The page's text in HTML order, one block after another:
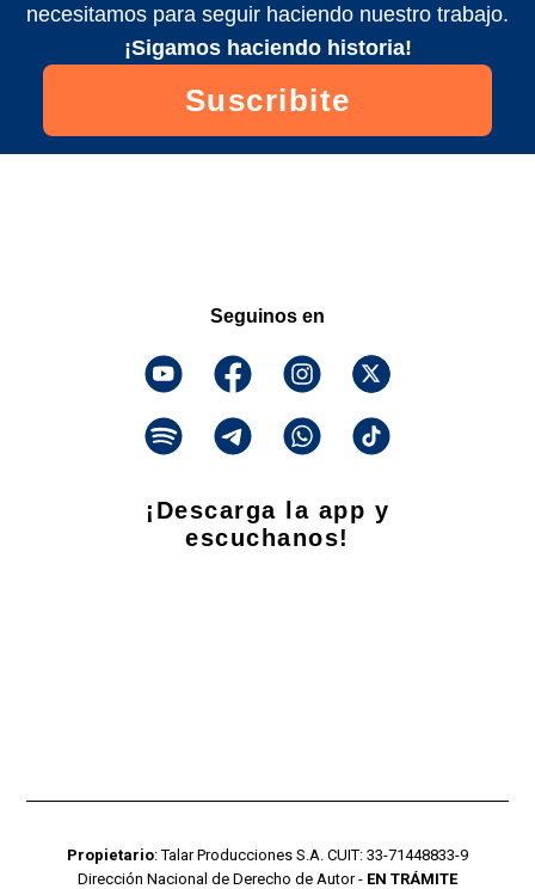
necesitamos para seguir haciendo nuestro trabajo.
¡Sigamos haciendo historia!
Suscribite
Seguinos en
¡Descarga la app y
escuchanos!
Propietario: Talar Producciones S.A. CUIT: 33-71448833-9
Dirección Nacional de Derecho de Autor - EN TRÁMITE